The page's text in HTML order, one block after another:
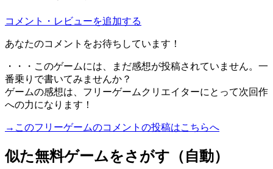
コメント・レビューを追加する
あなたのコメントをお待ちしています！
・・・このゲームには、まだ感想が投稿されていません。一
番乗りで書いてみませんか？
ゲームの感想は、フリーゲームクリエイターにとって次回作
への力になります！
→このフリーゲームのコメントの投稿はこちらへ
似た無料ゲームをさがす（自動）